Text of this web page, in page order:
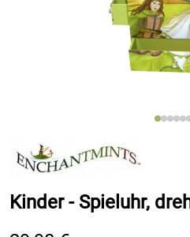
Kinder - Spieluhr,